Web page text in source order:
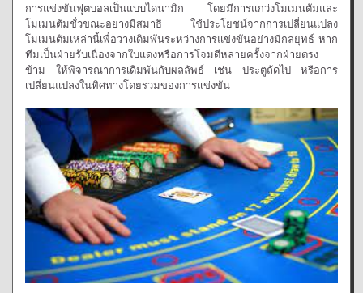
การแข่งขันฟุตบอลเป็นแบบไดนามิก โดยมีการแกว่งโมเมนตัมและ
โมเมนตัมชั่วขณะอย่างมีสมาธิ ใช้ประโยชน์จากการเปลี่ยนแปลง
โมเมนตัมเหล่านี้เพื่อวางเดิมพันระหว่างการแข่งขันอย่างมีกลยุทธ์ หาก
ทีมเป็นฝ่ายรับเนื่องจากใบแดงหรือการโจมตีหลายครั้งจากฝ่ายตรง
ข้าม ให้พิจารณาการเดิมพันกับผลลัพธ์ เช่น ประตูถัดไป หรือการ
เปลี่ยนแปลงในทิศทางโดยรวมของการแข่งขัน